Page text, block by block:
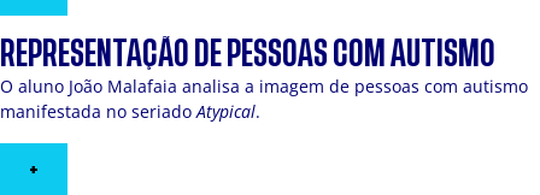
REPRESENTAÇÃO DE PESSOAS COM AUTISMO
O aluno João Malafaia analisa a imagem de pessoas com autismo
manifestada no seriadoAtypical.
+